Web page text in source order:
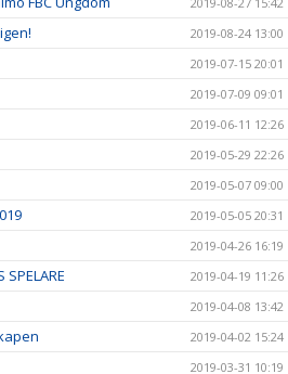
2019-08-24 13:00
2019-07-15 20:01
2019-07-09 09:01
2019-06-11 12:26
2019-05-29 22:26
2019-05-07 09:00
2019-05-05 20:31
2019-04-26 16:19
SPELARE 2019-04-19 11:26
2019-04-08 13:42
2019-04-02 15:24
2019-03-31 10:19